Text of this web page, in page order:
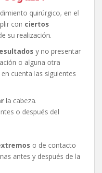
quirúrgico, en el
con ciertos
su realización.
y no presentar
o alguna otra
cuenta las siguientes
la cabeza.
o después del
o de contacto
antes y después de la